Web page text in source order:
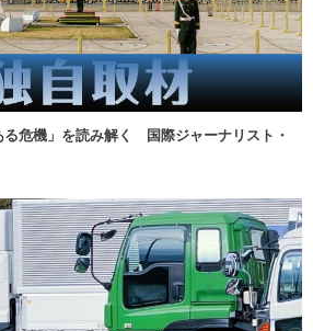
る危機」を読み解く 国際ジャーナリスト・